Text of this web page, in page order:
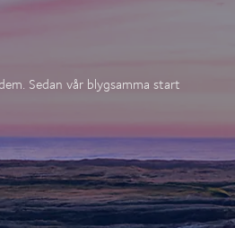
Sedan vår blygsamma start